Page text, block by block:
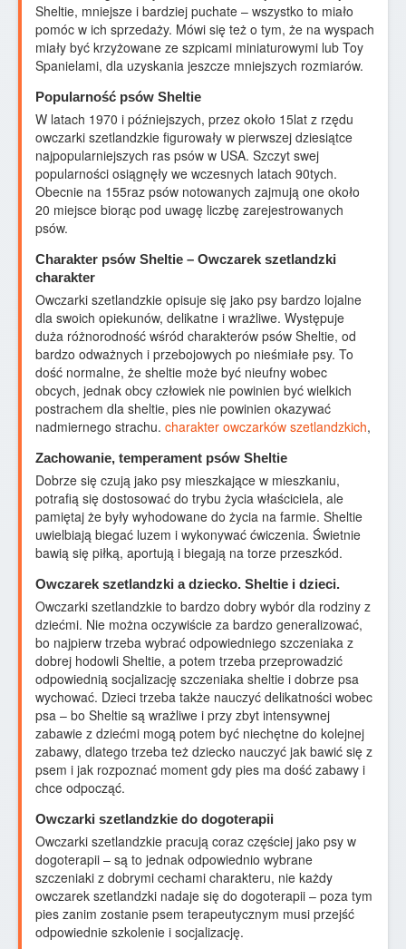
Sheltie, mniejsze i bardziej puchate – wszystko to miało
pomóc w ich sprzedaży. Mówi się też o tym, że na wyspach
miały być krzyżowane ze szpicami miniaturowymi lub Toy
Spanielami, dla uzyskania jeszcze mniejszych rozmiarów.
Popularność psów Sheltie
W latach 1970 i późniejszych, przez około 15lat z rzędu
owczarki szetlandzkie figurowały w pierwszej dziesiątce
najpopularniejszych ras psów w USA. Szczyt swej
popularności osiągnęły we wczesnych latach 90tych.
Obecnie na 155raz psów notowanych zajmują one około
20 miejsce biorąc pod uwagę liczbę zarejestrowanych
psów.
Charakter psów Sheltie – Owczarek szetlandzki
charakter
Owczarki szetlandzkie opisuje się jako psy bardzo lojalne
dla swoich opiekunów, delikatne i wrażliwe. Występuje
duża różnorodność wśród charakterów psów Sheltie, od
bardzo odważnych i przebojowych po nieśmiałe psy. To
dość normalne, że sheltie może być nieufny wobec
obcych, jednak obcy człowiek nie powinien być wielkich
postrachem dla sheltie, pies nie powinien okazywać
nadmiernego strachu. charakter owczarków szetlandzkich,
Zachowanie, temperament psów Sheltie
Dobrze się czują jako psy mieszkające w mieszkaniu,
potrafią się dostosować do trybu życia właściciela, ale
pamiętaj że były wyhodowane do życia na farmie. Sheltie
uwielbiają biegać luzem i wykonywać ćwiczenia. Świetnie
bawią się piłką, aportują i biegają na torze przeszkód.
Owczarek szetlandzki a dziecko. Sheltie i dzieci.
Owczarki szetlandzkie to bardzo dobry wybór dla rodziny z
dziećmi. Nie można oczywiście za bardzo generalizować,
bo najpierw trzeba wybrać odpowiedniego szczeniaka z
dobrej hodowli Sheltie, a potem trzeba przeprowadzić
odpowiednią socjalizację szczeniaka sheltie i dobrze psa
wychować. Dzieci trzeba także nauczyć delikatności wobec
psa – bo Sheltie są wrażliwe i przy zbyt intensywnej
zabawie z dziećmi mogą potem być niechętne do kolejnej
zabawy, dlatego trzeba też dziecko nauczyć jak bawić się z
psem i jak rozpoznać moment gdy pies ma dość zabawy i
chce odpocząć.
Owczarki szetlandzkie do dogoterapii
Owczarki szetlandzkie pracują coraz częściej jako psy w
dogoterapii – są to jednak odpowiednio wybrane
szczeniaki z dobrymi cechami charakteru, nie każdy
owczarek szetlandzki nadaje się do dogoterapii – poza tym
pies zanim zostanie psem terapeutycznym musi przejść
odpowiednie szkolenie i socjalizację.